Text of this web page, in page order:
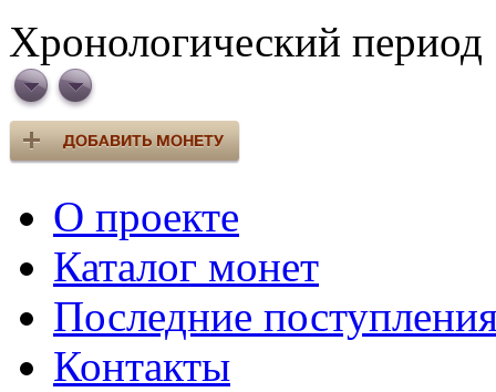
Хронологический период
О проекте
Каталог монет
Последние
Контакты